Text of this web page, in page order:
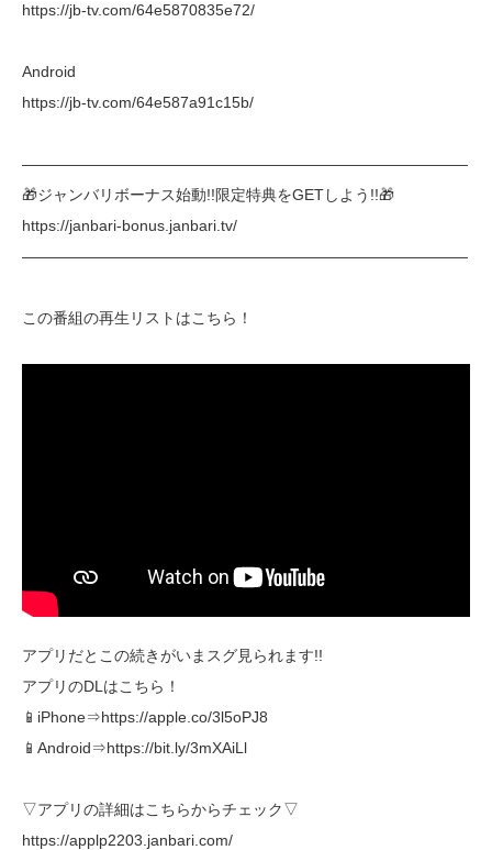
https://jb-tv.com/64e5870835e72/
Android
https://jb-tv.com/64e587a91c15b/
―――――――――――――――――――――――――――――
🎁ジャンバリボーナス始動!!限定特典をGETしよう!!🎁
https://janbari-bonus.janbari.tv/
―――――――――――――――――――――――――――――
この番組の再生リストはこちら！
アプリだとこの続きがいまスグ見られます!!
アプリのDLはこちら！
📱iPhone⇒https://apple.co/3l5oPJ8
📱Android⇒https://bit.ly/3mXAiLl
▽アプリの詳細はこちらからチェック▽
https://applp2203.janbari.com/